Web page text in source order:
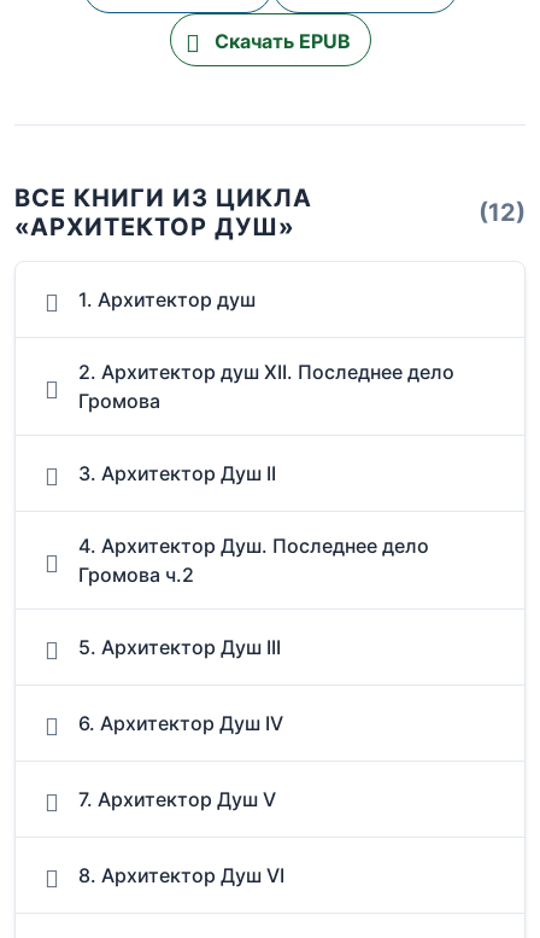
Скачать EPUB
ВСЕ КНИГИ ИЗ ЦИКЛА
«АРХИТЕКТОР ДУШ»
(12)
1. Архитектор душ
2. Архитектор душ XII. Последнее дело
Громова
3. Архитектор Душ II
4. Архитектор Душ. Последнее дело
Громова ч.2
5. Архитектор Душ III
6. Архитектор Душ IV
7. Архитектор Душ V
8. Архитектор Душ VI